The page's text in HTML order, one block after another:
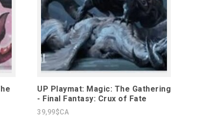
UP Playmat: Magic: The Gathering
- Final Fantasy: Crux of Fate
39,99$CA